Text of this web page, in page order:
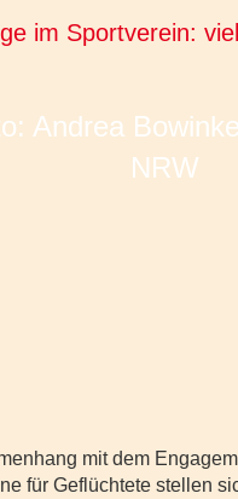
im Sportverein:
mit dem
für Geflüchtete stellen